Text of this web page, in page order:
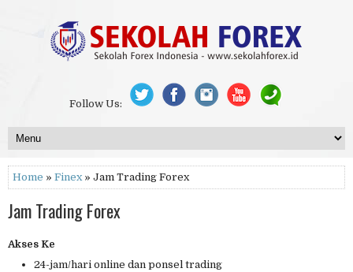
Follow Us:
Home » Finex» Jam Trading Forex
Jam Trading Forex
Akses Ke
24-jam/hari online dan ponsel trading